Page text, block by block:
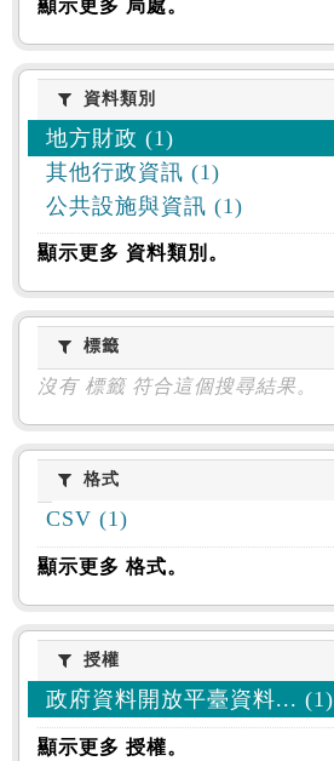
顯示更多 局處。
資料類別
資料類別
地方財政 (1)
其他行政資訊 (1)
公共設施與資訊 (1)
顯示更多 資料類別。
標籤標籤
沒有 標籤 符合這個搜尋結果。
格式格式
CSV (1)
顯示更多 格式。
授權授權
政府資料開放平臺資料... (1)
顯示更多 授權。